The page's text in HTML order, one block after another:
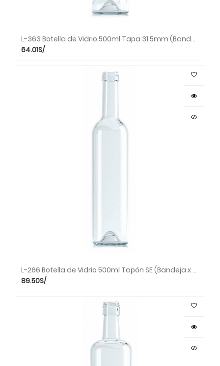
L-363 Botella de Vidrio 500ml Tapa 31.5mm (Bandeja x 42 unds.)
S/
64.01
L-266 Botella de Vidrio 500ml Tapón SE (Bandeja x 42 unds.)
S/
89.50